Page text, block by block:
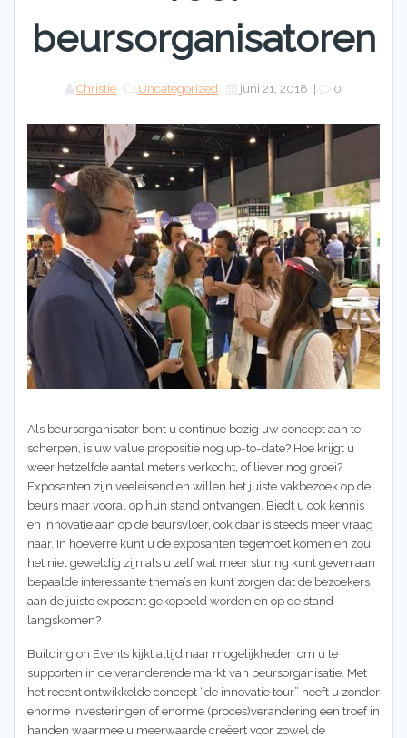
beursorganisatoren
Christie Uncategorized juni 21, 2018 0
Als beursorganisator bent u continue bezig uw concept aan te
scherpen, is uw value propositie nog up-to-date? Hoe krijgt u
weer hetzelfde aantal meters verkocht, of liever nog groei?
Exposanten zijn veeleisend en willen het juiste vakbezoek op de
beurs maar vooral op hun stand ontvangen. Biedt u ook kennis
en innovatie aan op de beursvloer, ook daar is steeds meer vraag
naar. In hoeverre kunt u de exposanten tegemoet komen en zou
het niet geweldig zijn als u zelf wat meer sturing kunt geven aan
bepaalde interessante thema’s en kunt zorgen dat de bezoekers
aan de juiste exposant gekoppeld worden en op de stand
langskomen?
Building on Events kijkt altijd naar mogelijkheden om u te
supporten in de veranderende markt van beursorganisatie. Met
het recent ontwikkelde concept “de innovatie tour” heeft u zonder
enorme investeringen of enorme (proces)verandering een troef in
handen waarmee u meerwaarde creëert voor zowel de